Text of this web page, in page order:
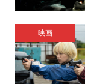
映画